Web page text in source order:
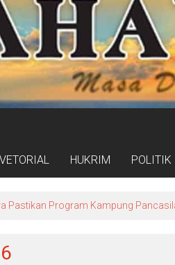
HUKRIM POLITIK
Pastikan Program Kampung